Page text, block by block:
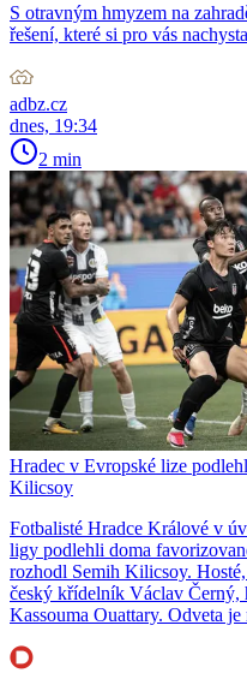
S otravným hmyzem na
řešení, které si pro vás
adbz.cz
dnes, 19:34
2 min
Hradec v Evropské lize
Kilicsoy
Fotbalisté Hradce Králové v
ligy podlehli doma
rozhodl Semih Kilicsoy.
český křídelník Václav Černý,
Kassouma Ouattary. Odveta